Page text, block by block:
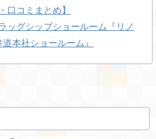
口コミまとめ】
ッグシップショールーム『リノ
本社ショールーム』